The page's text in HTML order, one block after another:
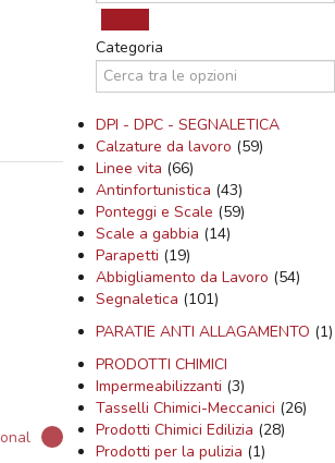
Categoria
DPI - DPC - SEGNALETICA
Calzature da lavoro (59)
Linee vita (66)
Antinfortunistica (43)
Ponteggi e Scale (59)
Scale a gabbia (14)
Parapetti (19)
Abbigliamento da Lavoro (54)
Segnaletica (101)
PARATIE ANTI ALLAGAMENTO (1)
PRODOTTI CHIMICI
Impermeabilizzanti (3)
Tasselli Chimici-Meccanici (26)
Prodotti Chimici Edilizia (28)
Prodotti per la pulizia (1)